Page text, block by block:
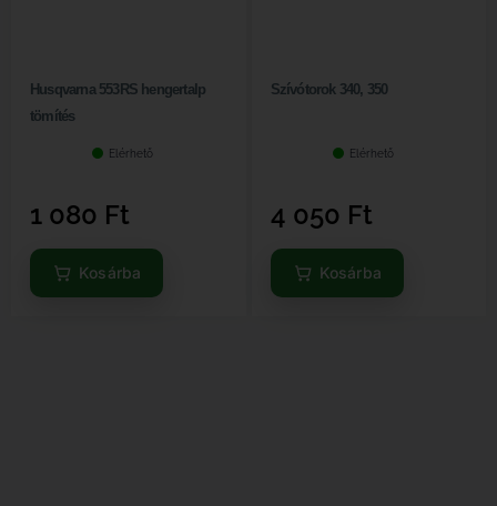
Husqvarna 553RS hengertalp
tömítés
Elérhető
1 080 Ft
Kosárba
Szívótorok 340, 350
Elérhető
4 050 Ft
Kosárba